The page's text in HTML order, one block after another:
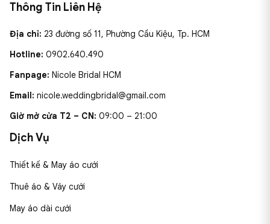
Thông Tin Liên Hệ
Địa chỉ: 23 đường số 11, Phường Cầu Kiệu, Tp. HCM
Hotline: 0902.640.490
Fanpage: Nicole Bridal HCM
Email: nicole.weddingbridal@gmail.com
Giờ mở cửa T2 – CN: 09:00 – 21:00
Dịch Vụ
Thiết kế & May áo cưới
Thuê áo & Váy cưới
May áo dài cưới